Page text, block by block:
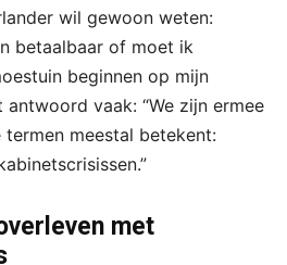
wil gewoon weten:
betaalbaar of moet ik
beginnen op mijn
antwoord vaak: “We zijn ermee
termen meestal betekent:
met